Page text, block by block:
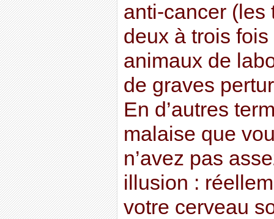
anti-cancer (les
deux à trois
animaux de
de graves
En d’autres
malaise que
n’avez pas
illusion :
votre cerveau